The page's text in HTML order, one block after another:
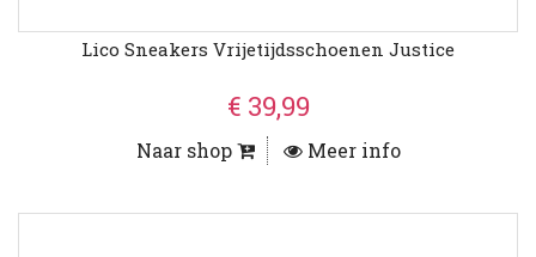
Lico Sneakers Vrijetijdsschoenen Justice
€ 39,99
Naar shop Meer info